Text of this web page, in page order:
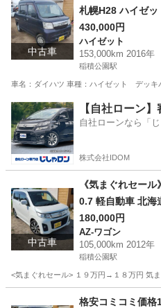
中古車
札幌H28 ハイゼ
430,000円
ハイゼット
153,000km 2016年
稲積公園駅
車名：ダイハツ 車種：ハイゼット デッキ
北海道 札幌市 稲積公園駅
【自社ローン
自社ローンなら「
株式会社IDOM
中古車
《気まぐれセー
0.7 軽自動車 北
ムスタイルXT 4WD
180,000円
AZ-ワゴン
105,000km 2012年
稲積公園駅
<気まぐれセール> １９万円→１８万円 気
稲積公園駅
格安コミコミ価格